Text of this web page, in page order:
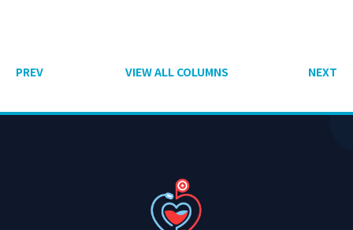
PREV VIEW ALL COLUMNS NEXT